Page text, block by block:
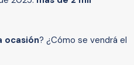
ocasión? ¿Cómo se vendrá el